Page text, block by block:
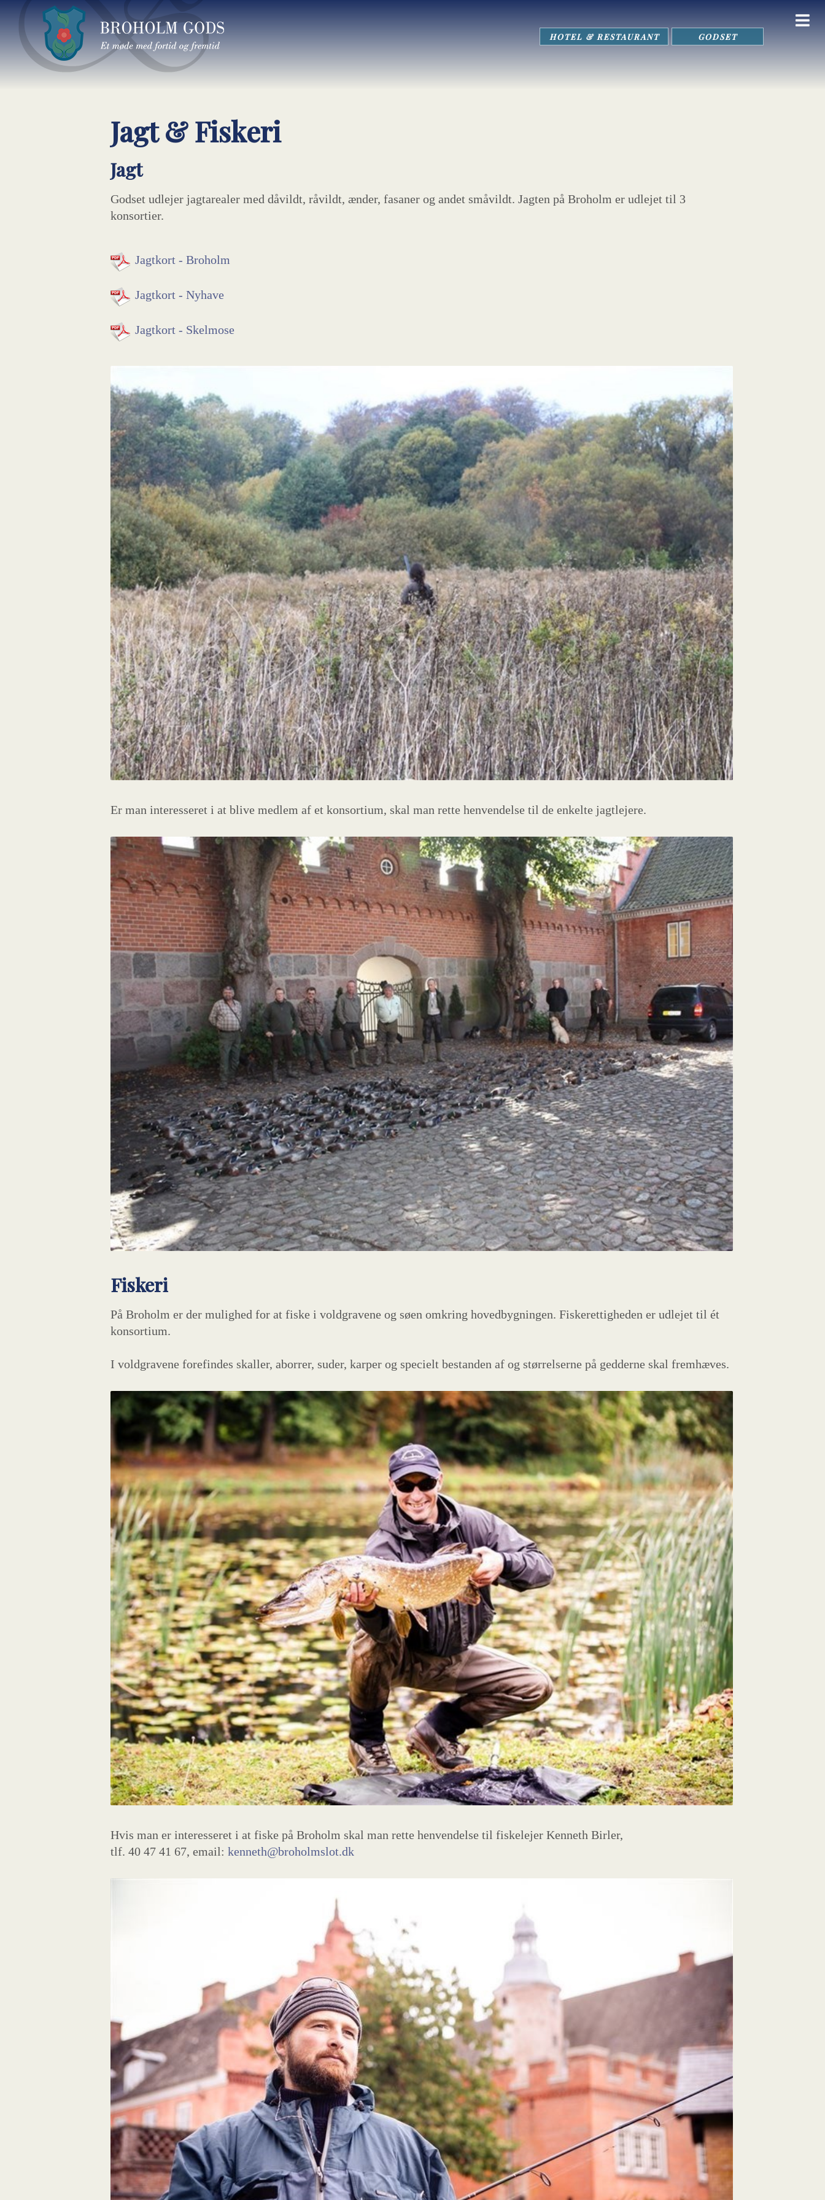
HOTEL & RESTAURANT GODSET
Jagt & Fiskeri
Jagt
Godset udlejer jagtarealer med dåvildt, råvildt, ænder, fasaner og andet småvildt. Jagten på Broholm er udlejet til 3
konsortier.
Jagtkort - Broholm
Jagtkort - Nyhave
Jagtkort - Skelmose
Er man interesseret i at blive medlem af et konsortium, skal man rette henvendelse til de enkelte jagtlejere.
Fiskeri
På Broholm er der mulighed for at fiske i voldgravene og søen omkring hovedbygningen. Fiskerettigheden er udlejet til ét
konsortium.
I voldgravene forefindes skaller, aborrer, suder, karper og specielt bestanden af og størrelserne på gedderne skal fremhæves.
Hvis man er interesseret i at fiske på Broholm skal man rette henvendelse til fiskelejer Kenneth Birler,
tlf. 40 47 41 67, email: kenneth@broholmslot.dk